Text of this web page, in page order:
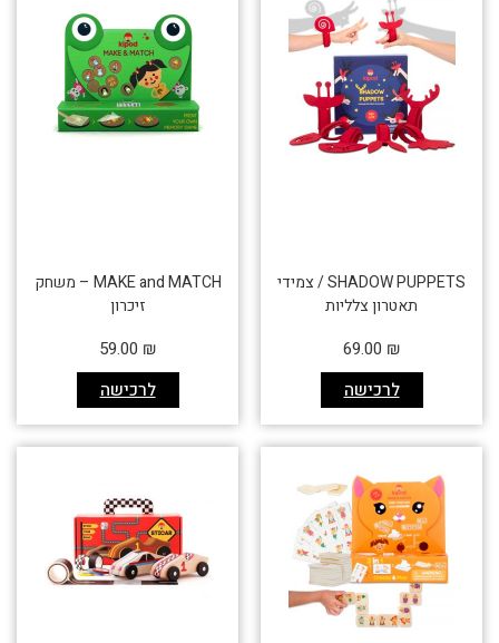
SHADOW PUPPETS / צמידי
תאטרון צלליות
לרכישה
69.00 ₪
MAKE and MATCH – משחק
זיכרון
לרכישה
59.00 ₪